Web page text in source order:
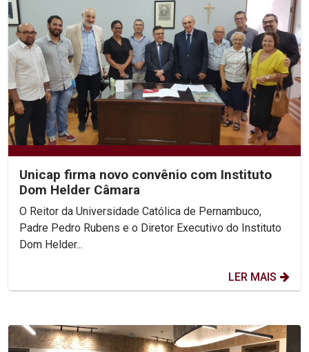
Unicap firma novo convênio com Instituto
Dom Helder Câmara
O Reitor da Universidade Católica de Pernambuco,
Padre Pedro Rubens e o Diretor Executivo do Instituto
Dom Helder...
LER MAIS